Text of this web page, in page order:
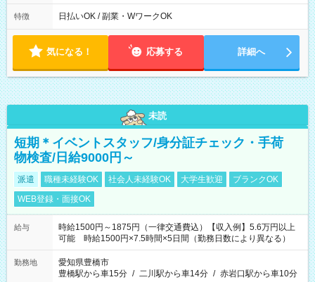
00
特徴 日払いOK / 副業・WワークOK
気になる！ 応募する 詳細へ
未読
短期＊イベントスタッフ/身分証チェック・手荷
物検査/日給9000円～
派遣 職種未経験OK 社会人未経験OK 大学生歓迎
ブランクOK
WEB登録・面接OK
給与
時給1500円～1875円（一律交通費込）【収入例】5.6万円以上
可能 時給1500円×7.5時間×5日間（勤務日数により異なる）
勤務地
愛知県豊橋市
豊橋駅から車15分 / 二川駅から車14分 / 赤岩口駅から車10分